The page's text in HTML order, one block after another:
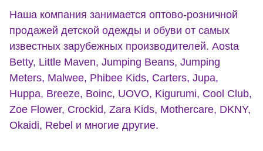
Наша компания занимается оптово-розничной
продажей детской одежды и обуви от самых
известных зарубежных производителей. Aosta
Betty, Little Maven, Jumping Beans, Jumping
Meters, Malwee, Phibee Kids, Carters, Jupa,
Huppa, Breeze, Boinc, UOVO, Kigurumi, Cool Club,
Zoe Flower, Crockid, Zara Kids, Mothercare, DKNY,
Okaidi, Rebel и многие другие.